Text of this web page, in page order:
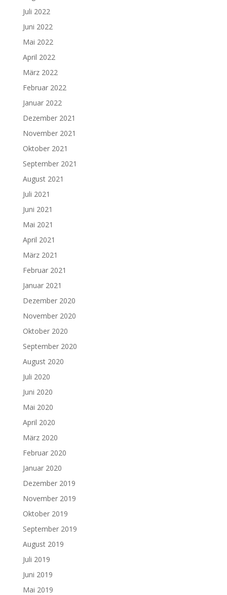
Juli 2022
Juni 2022
Mai 2022
April 2022
März 2022
Februar 2022
Januar 2022
Dezember 2021
November 2021
Oktober 2021
September 2021
August 2021
Juli 2021
Juni 2021
Mai 2021
April 2021
März 2021
Februar 2021
Januar 2021
Dezember 2020
November 2020
Oktober 2020
September 2020
August 2020
Juli 2020
Juni 2020
Mai 2020
April 2020
März 2020
Februar 2020
Januar 2020
Dezember 2019
November 2019
Oktober 2019
September 2019
August 2019
Juli 2019
Juni 2019
Mai 2019